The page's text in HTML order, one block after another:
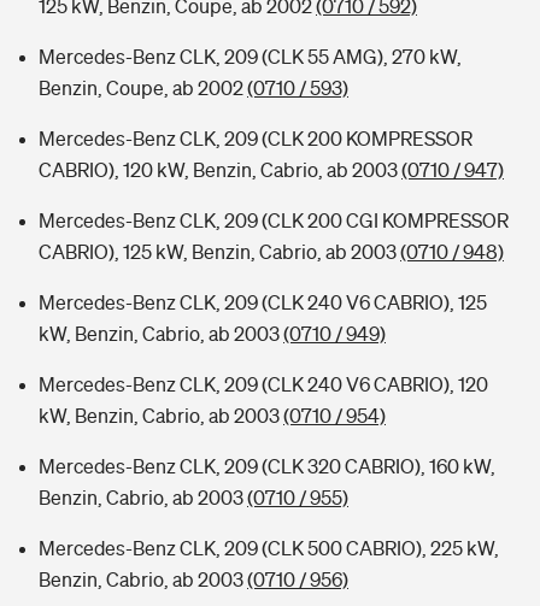
125 kW, Benzin, Coupe, ab 2002(0710 / 592)
Mercedes-Benz CLK, 209 (CLK 55 AMG), 270 kW,
Benzin, Coupe, ab 2002(0710 / 593)
Mercedes-Benz CLK, 209 (CLK 200 KOMPRESSOR
CABRIO), 120 kW, Benzin, Cabrio, ab 2003(0710 / 947)
Mercedes-Benz CLK, 209 (CLK 200 CGI KOMPRESSOR
CABRIO), 125 kW, Benzin, Cabrio, ab 2003(0710 / 948)
Mercedes-Benz CLK, 209 (CLK 240 V6 CABRIO), 125
kW, Benzin, Cabrio, ab 2003(0710 / 949)
Mercedes-Benz CLK, 209 (CLK 240 V6 CABRIO), 120
kW, Benzin, Cabrio, ab 2003(0710 / 954)
Mercedes-Benz CLK, 209 (CLK 320 CABRIO), 160 kW,
Benzin, Cabrio, ab 2003(0710 / 955)
Mercedes-Benz CLK, 209 (CLK 500 CABRIO), 225 kW,
Benzin, Cabrio, ab 2003(0710 / 956)